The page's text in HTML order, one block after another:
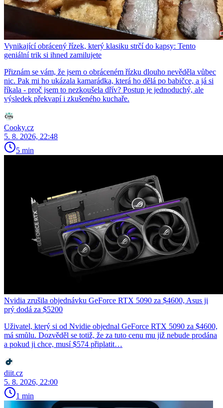
Vynikající obrácený řízek, který klasiku strčí do kapsy: Tento
geniální trik si ihned zamilujete
Přiznám se vám, že jsem o obráceném řízku dlouho nevěděla vůbec
nic. Pak mi ho ukázala kamarádka, která ho dělá po babičce, a já si
říkala - proč jsem to nezkoušela dřív? Postup je jednoduchý, ale
výsledek překvapí i zkušeného kuchaře.
Cooky.cz
5. 8. 2026, 22:48
5 min
Nvidia zrušila objednávku GeForce RTX 5090 za $4600, Asus ji
prý dodá za $5200
Uživatel, který si od Nvidie objednal GeForce RTX 5090 za $4600,
má smůlu. Dozvěděl se totiž, že za tuto cenu mu již nebude prodána
a pokud ji chce, musí $574 připlatit…
diit.cz
5. 8. 2026, 22:00
1 min